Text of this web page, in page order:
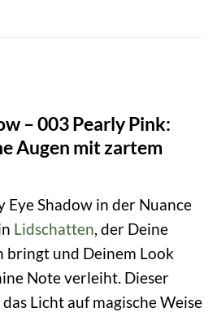
– 003 Pearly Pink:
Augen mit zartem
Eye Shadow in der Nuance
Lidschatten, der Deine
bringt und Deinem Look
Note verleiht. Dieser
Licht auf magische Weise